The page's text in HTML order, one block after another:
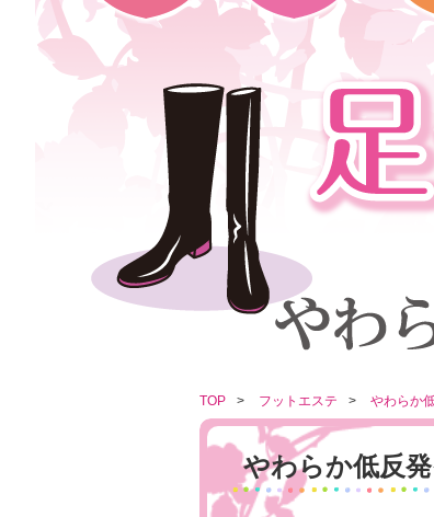
TOP フットエステ やわらか
やわらか低反